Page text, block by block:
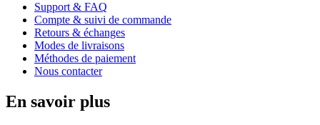
Support & FAQ
Compte & suivi de commande
Retours & échanges
Modes de livraisons
Méthodes de paiement
Nous contacter
En savoir plus